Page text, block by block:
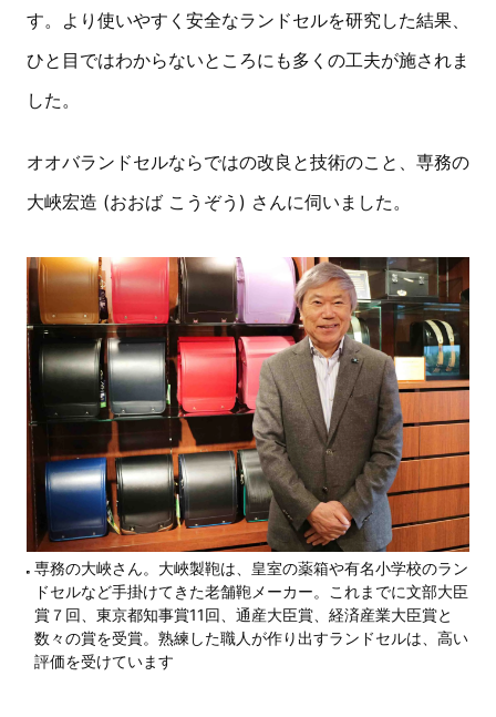
す。より使いやすく安全なランドセルを研究した結果、
ひと目ではわからないところにも多くの工夫が施されま
した。
オオバランドセルならではの改良と技術のこと、専務の
大峽宏造 (おおば こうぞう) さんに伺いました。
専務の大峽さん。大峽製鞄は、皇室の薬箱や有名小学校のラン
ドセルなど手掛けてきた老舗鞄メーカー。これまでに文部大臣
賞７回、東京都知事賞11回、通産大臣賞、経済産業大臣賞と
数々の賞を受賞。熟練した職人が作り出すランドセルは、高い
評価を受けています